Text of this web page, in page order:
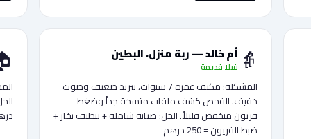
👵 أم خالد — ربة منزل، البطين
فيلا قديمة
المشكلة: مكيف عمره 7 سنوات، تبريد ضعيف وصوت
خفيف. الفحص كشف ملفات متسخة جداً وضغط
فريون منخفض قليلاً. الحل: صيانة شاملة + تنظيف بخار +
ضبط الفريون = 250 درهم